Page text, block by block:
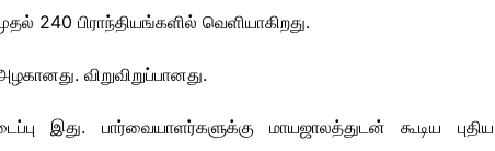
240 பிராந்தியங்களில் வெளியாகிறது.
விறுவிறுப்பானது.
பார்வையாளர்களுக்கு மாயஜாலத்துடன் கூடிய புதிய